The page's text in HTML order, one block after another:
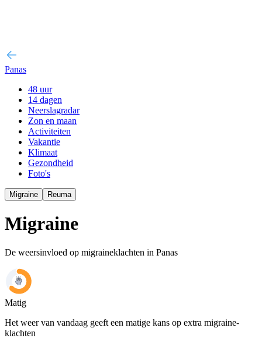
Panas
48 uur
14 dagen
Neerslagradar
Zon en maan
Activiteiten
Vakantie
Klimaat
Gezondheid
Foto's
Migraine Reuma
Migraine
De weersinvloed op migraineklachten in Panas
Matig
Het weer van vandaag geeft een matige kans op extra migraine-
klachten